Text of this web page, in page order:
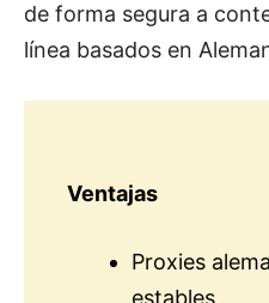
de forma segura a
línea basados ​​en
Ventajas
Proxies
estables